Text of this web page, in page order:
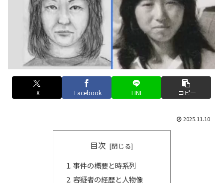
X Facebook LINE コピー
2025.11.10
目次
事件の概要と時系列
容疑者の経歴と人物像